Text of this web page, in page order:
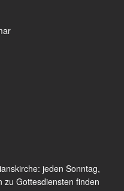
jeden Sonntag,
zu Gottesdiensten finden